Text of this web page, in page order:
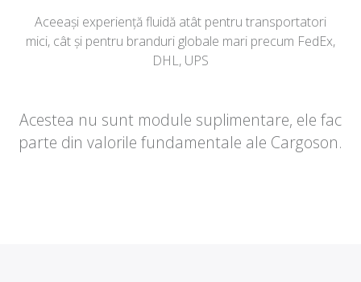
Aceeași experiență fluidă atât pentru transportatori
mici, cât și pentru branduri globale mari precum FedEx,
DHL, UPS
Acestea nu sunt module suplimentare, ele fac
parte din valorile fundamentale ale Cargoson.